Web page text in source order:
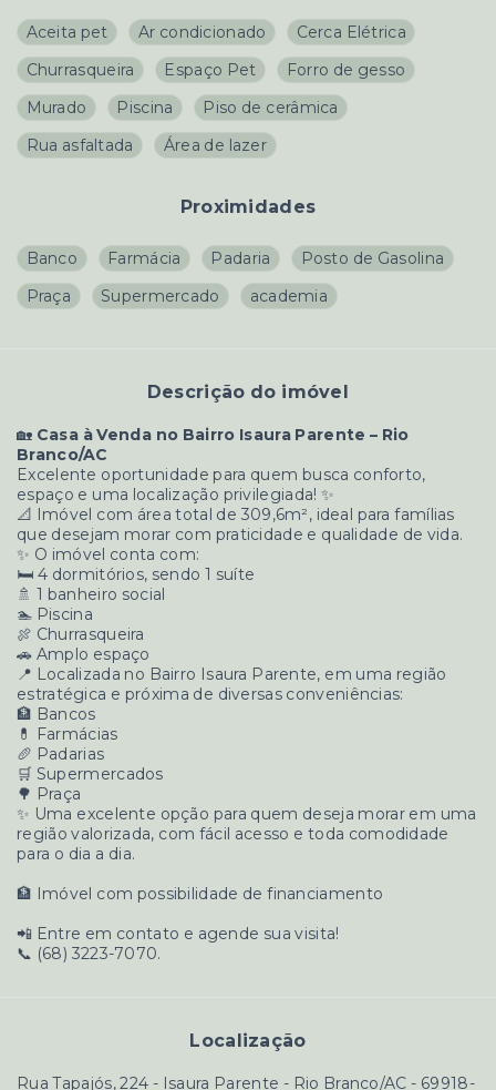
Aceita pet Ar condicionado
Cerca Elétrica
Churrasqueira
Espaço Pet
Forro de gesso
Murado
Piscina
Piso de cerâmica
Rua asfaltada
Área de lazer
Proximidades
Banco Farmácia Padaria
Posto de Gasolina
Praça
Supermercado academia
Descrição do imóvel
🏡 Casa à Venda no Bairro Isaura Parente – Rio
Branco/AC
Excelente oportunidade para quem busca conforto,
espaço e uma localização privilegiada! ✨
📐 Imóvel com área total de 309,6m², ideal para famílias
que desejam morar com praticidade e qualidade de vida.
✨ O imóvel conta com:
🛏️ 4 dormitórios, sendo 1 suíte
🚿 1 banheiro social
🏊 Piscina
🍖 Churrasqueira
🚗 Amplo espaço
📍 Localizada no Bairro Isaura Parente, em uma região
estratégica e próxima de diversas conveniências:
🏦 Bancos
💊 Farmácias
🥖 Padarias
🛒 Supermercados
🌳 Praça
✨ Uma excelente opção para quem deseja morar em uma
região valorizada, com fácil acesso e toda comodidade
para o dia a dia.
🏦 Imóvel com possibilidade de financiamento
📲 Entre em contato e agende sua visita!
📞 (68) 3223-7070.
Localização
Rua Tapajós, 224 - Isaura Parente - Rio Branco/AC - 69918-